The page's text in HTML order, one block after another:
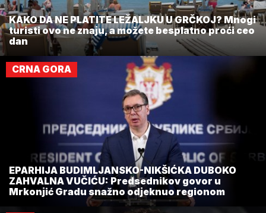
KAKO DA NE PLATITE LEŽALJKU U GRČKOJ? Mnogi
turisti ovo ne znaju, a možete besplatno proći ceo
dan
CRNA GORA
EPARHIJA BUDIMLJANSKO-NIKŠIĆKA DUBOKO
ZAHVALNA VUČIĆU: Predsednikov govor u
Mrkonjić Gradu snažno odjeknuo regionom